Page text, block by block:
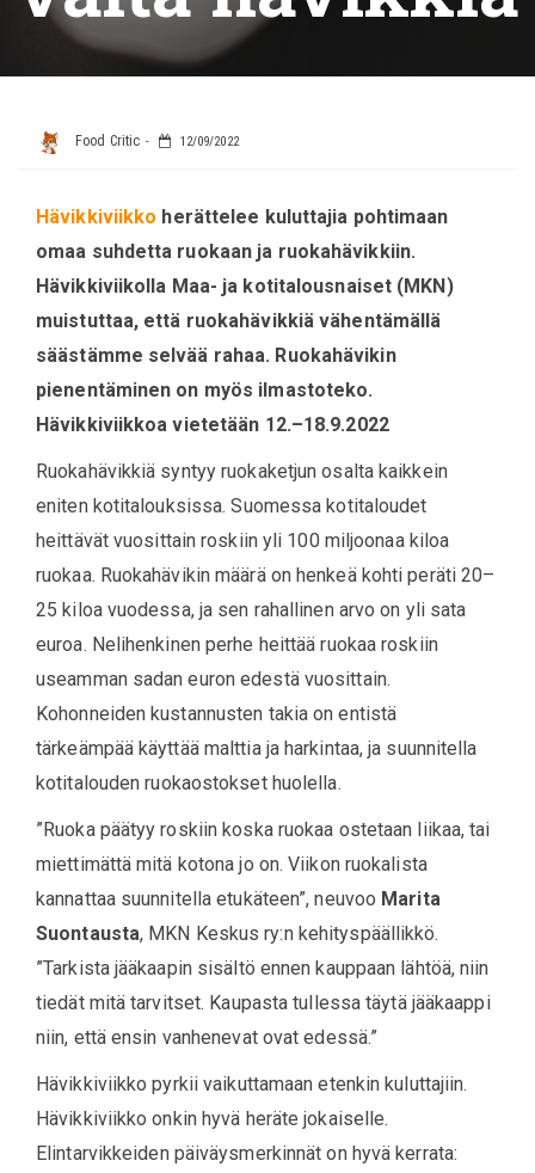
Food Critic 12/09/2022
Hävikkiviikko herättelee kuluttajia pohtimaan
omaa suhdetta ruokaan ja ruokahävikkiin.
Hävikkiviikolla Maa- ja kotitalousnaiset (MKN)
muistuttaa, että ruokahävikkiä vähentämällä
säästämme selvää rahaa. Ruokahävikin
pienentäminen on myös ilmastoteko.
Hävikkiviikkoa vietetään 12.–18.9.2022
Ruokahävikkiä syntyy ruokaketjun osalta kaikkein
eniten kotitalouksissa. Suomessa kotitaloudet
heittävät vuosittain roskiin yli 100 miljoonaa kiloa
ruokaa. Ruokahävikin määrä on henkeä kohti peräti 20–
25 kiloa vuodessa, ja sen rahallinen arvo on yli sata
euroa. Nelihenkinen perhe heittää ruokaa roskiin
useamman sadan euron edestä vuosittain.
Kohonneiden kustannusten takia on entistä
tärkeämpää käyttää malttia ja harkintaa, ja suunnitella
kotitalouden ruokaostokset huolella.
”Ruoka päätyy roskiin koska ruokaa ostetaan liikaa, tai
miettimättä mitä kotona jo on. Viikon ruokalista
kannattaa suunnitella etukäteen”, neuvoo Marita
Suontausta, MKN Keskus ry:n kehityspäällikkö.
”Tarkista jääkaapin sisältö ennen kauppaan lähtöä, niin
tiedät mitä tarvitset. Kaupasta tullessa täytä jääkaappi
niin, että ensin vanhenevat ovat edessä.”
Hävikkiviikko pyrkii vaikuttamaan etenkin kuluttajiin.
Hävikkiviikko onkin hyvä heräte jokaiselle.
Elintarvikkeiden päiväysmerkinnät on hyvä kerrata: